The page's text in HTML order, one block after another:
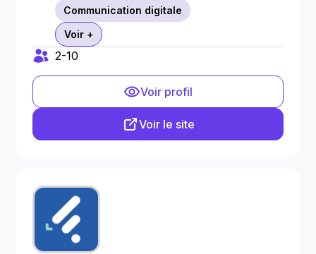
Communication digitale
Voir +
2-10
Voir profil
Voir le site